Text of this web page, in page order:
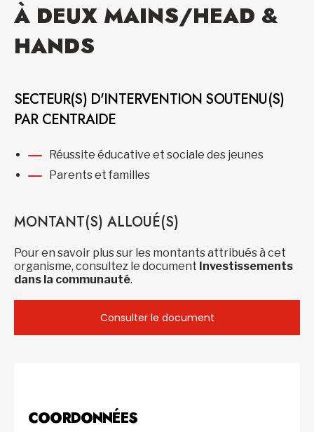
À DEUX MAINS/HEAD &
HANDS
SECTEUR(S) D'INTERVENTION SOUTENU(S)
PAR CENTRAIDE
Réussite éducative et sociale des jeunes
Parents et familles
MONTANT(S) ALLOUÉ(S)
Pour en savoir plus sur les montants attribués à cet
organisme, consultez le document Investissements
dans la communauté.
Consulter le document
COORDONNÉES